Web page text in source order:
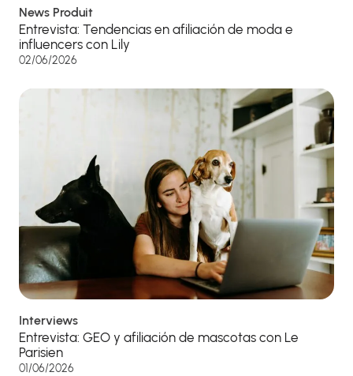
News Produit
Entrevista: Tendencias en afiliación de moda e
influencers con Lily
02/06/2026
Interviews
Entrevista: GEO y afiliación de mascotas con Le
Parisien
01/06/2026